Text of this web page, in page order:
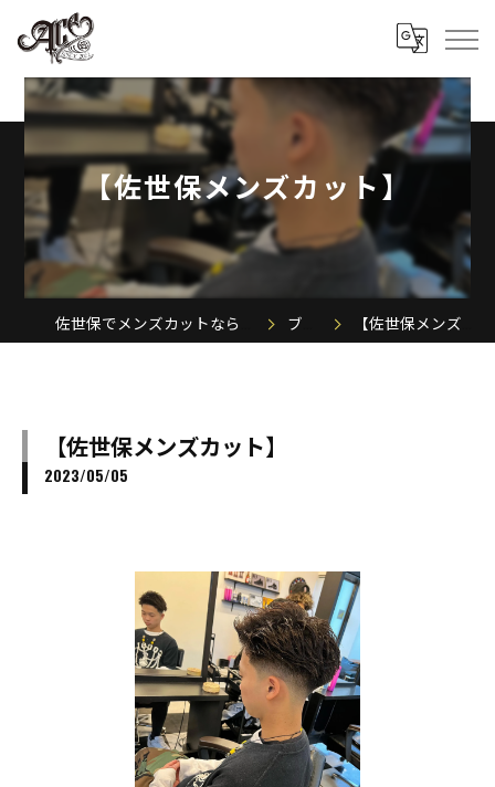
【佐世保メンズカット】
ブログ 【佐世保メンズカット】
【佐世保メンズカット】
2023/05/05